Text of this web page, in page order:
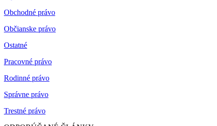
Obchodné právo
Občianske právo
Ostatné
Pracovné právo
Rodinné právo
Správne právo
Trestné právo